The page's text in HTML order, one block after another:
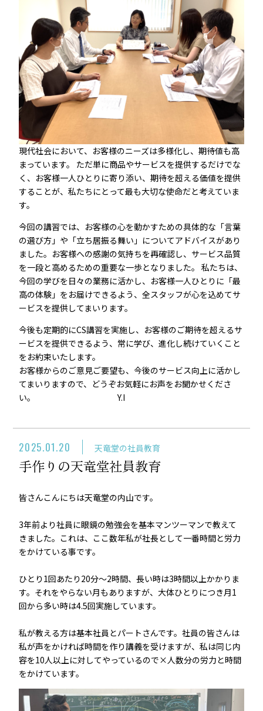
現代社会において、お客様のニーズは多様化し、期待値も高
まっています。 ただ単に商品やサービスを提供するだけでな
く、お客様一人ひとりに寄り添い、期待を超える価値を提供
することが、私たちにとって最も大切な使命だと考えていま
す。
今回の講習では、お客様の心を動かすための具体的な「言葉
の選び方」や「立ち居振る舞い」についてアドバイスがあり
ました。お客様への感謝の気持ちを再確認し、サービス品質
を一段と高めるための重要な一歩となりました。 私たちは、
今回の学びを日々の業務に活かし、お客様一人ひとりに「最
高の体験」をお届けできるよう、全スタッフが心を込めてサ
ービスを提供してまいります。
今後も定期的にCS講習を実施し、お客様のご期待を超えるサ
ービスを提供できるよう、常に学び、進化し続けていくこと
をお約束いたします。
お客様からのご意見ご要望も、今後のサービス向上に活かし
てまいりますので、どうぞお気軽にお声をお聞かせくださ
い。 Y.I
2025.01.20 天竜堂の社員教育
手作りの天竜堂社員教育
皆さんこんにちは天竜堂の内山です。
3年前より社員に眼鏡の勉強会を基本マンツーマンで教えて
きました。これは、ここ数年私が社長として一番時間と労力
をかけている事です。
ひとり1回あたり20分～2時間、長い時は3時間以上かかりま
す。それをやらない月もありますが、大体ひとりにつき月1
回から多い時は4.5回実施しています。
私が教える方は基本社員とパートさんです。社員の皆さんは
私が声をかければ時間を作り講義を受けますが、私は同じ内
容を10人以上に対してやっているので×人数分の労力と時間
をかけています。